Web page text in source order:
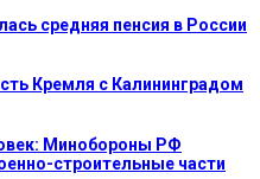
средняя пенсия в России
Кремля с Калининградом
Минобороны РФ
строительные части